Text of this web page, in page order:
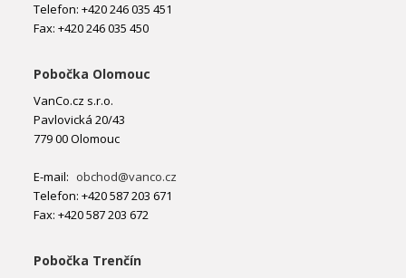
Telefon: +420 246 035 451
Fax: +420 246 035 450
Pobočka Olomouc
VanCo.cz s.r.o.
Pavlovická 20/43
779 00 Olomouc
E-mail: obchod@vanco.cz
Telefon: +420 587 203 671
Fax: +420 587 203 672
Pobočka Trenčín